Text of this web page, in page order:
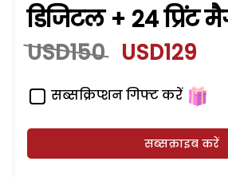
डिजिटल + 24 प्रिंट
USD150 USD129
सब्सक्रिप्शन गिफ्ट करें
सब्सक्राइब करें